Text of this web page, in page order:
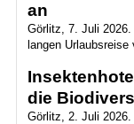
an
Görlitz, 7. Juli
langen
die
Görlitz, 2. Juli 2026.